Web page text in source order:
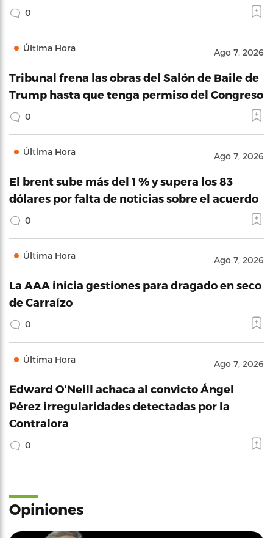
0
Última Hora Ago 7, 2026
Tribunal frena las obras del Salón de Baile de
Trump hasta que tenga permiso del Congreso
0
Última Hora Ago 7, 2026
El brent sube más del 1 % y supera los 83
dólares por falta de noticias sobre el acuerdo
0
Última Hora Ago 7, 2026
La AAA inicia gestiones para dragado en seco
de Carraízo
0
Última Hora Ago 7, 2026
Edward O'Neill achaca al convicto Ángel
Pérez irregularidades detectadas por la
Contralora
0
Opiniones